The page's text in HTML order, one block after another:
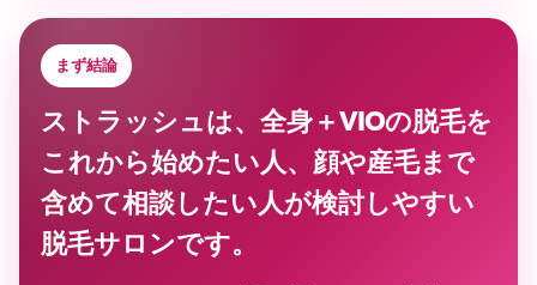
まず結論
ストラッシュは、全身＋VIOの脱毛を
これから始めたい人、顔や産毛まで
含めて相談したい人が検討しやすい
脱毛サロンです。